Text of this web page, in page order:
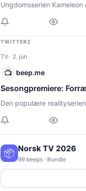
Ungdomsserien
TWITTER2
TV 2. jun
📺 beep.me
Sesongpremiere:
Den populære
📦 Norsk TV 2026
99 beeps · Bundle